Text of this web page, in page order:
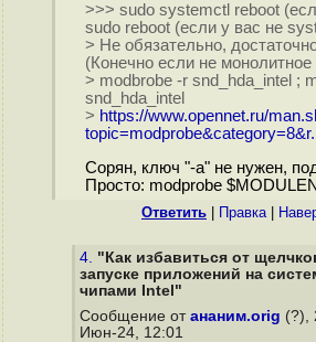
>>> sudo systemctl reboot
sudo reboot (если у вас не
> Не обязательно,
(Конечно если не монолитное
> modbrobe -r snd_hda_intel ;
snd_hda_intel
> https://www.opennet.ru/
Сорян, ключ "-a" не нужен,
Просто: modprobe
Ответить Правка|
4. "Как избавиться от
запуске приложений на
чипами Intel"
Сообщение от ананим.orig (?),
Июн-24, 12:01